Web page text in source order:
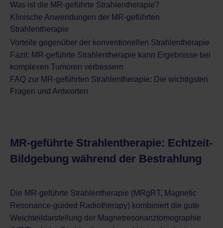
Was ist die MR-geführte Strahlentherapie?
Klinische Anwendungen der MR-geführten
Strahlentherapie
Vorteile gegenüber der konventionellen Strahlentherapie
Fazit: MR-geführte Strahlentherapie kann Ergebnisse bei
komplexen Tumoren verbessern
FAQ zur MR-geführten Strahlentherapie: Die wichtigsten
Fragen und Antworten
MR-geführte Strahlentherapie: Echtzeit-
Bildgebung während der Bestrahlung
Die MR-geführte Strahlentherapie (MRgRT, Magnetic
Resonance-guided Radiotherapy) kombiniert die gute
Weichteildarstellung der Magnetresonanztomographie